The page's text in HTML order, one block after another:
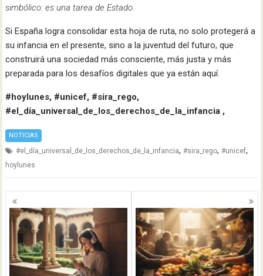
simbólico: es una tarea de Estado.
Si España logra consolidar esta hoja de ruta, no solo protegerá a
su infancia en el presente, sino a la juventud del futuro, que
construirá una sociedad más consciente, más justa y más
preparada para los desafíos digitales que ya están aquí.
#hoylunes, #unicef, #sira_rego,
#el_día_universal_de_los_derechos_de_la_infancia ,
NOTICIAS
#el_día_universal_de_los_derechos_de_la_infancia,#sira_rego,#unicef,
hoylunes
Navegación
de
entradas